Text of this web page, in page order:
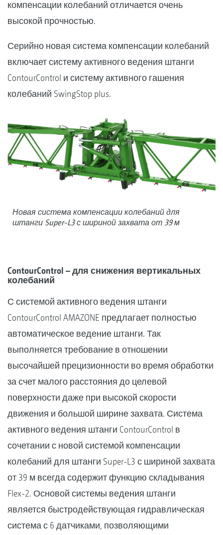
компенсации колебаний отличается очень
высокой прочностью.
Серийно новая система компенсации колебаний
включает систему активного ведения штанги
ContourControl и систему активного гашения
колебаний SwingStop plus.
Новая система компенсации колебаний для
штанги Super-L3 с шириной захвата от 39 м
ContourControl – для снижения вертикальных
колебаний
С системой активного ведения штанги
ContourControl AMAZONE предлагает полностью
автоматическое ведение штанги. Так
выполняется требование в отношении
высочайшей прецизионности во время обработки
за счет малого расстояния до целевой
поверхности даже при высокой скорости
движения и большой ширине захвата. Система
активного ведения штанги ContourControl в
сочетании с новой системой компенсации
колебаний для штанги Super-L3 с шириной захвата
от 39 м всегда содержит функцию складывания
Flex-2. Основой системы ведения штанги
является быстродействующая гидравлическая
система с 6 датчиками, позволяющими